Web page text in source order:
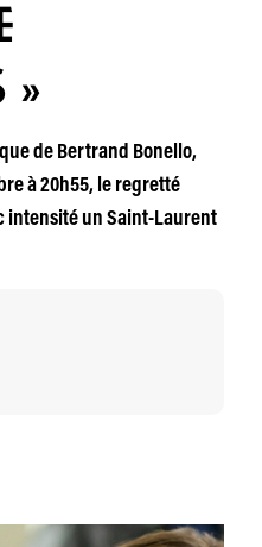
»
de Bertrand Bonello,
à 20h55, le regretté
intensité un Saint-Laurent